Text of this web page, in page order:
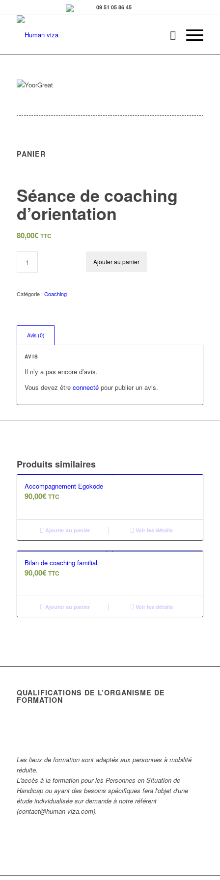
PANIER
Séance de coaching
d’orientation
80,00€ TTC
Ajouter au panier
Catégorie : Coaching
Avis (0)
AVIS
Il n’y a pas encore d’avis.
Vous devez être connectépour publier un avis.
Produits similaires
Accompagnement Egokode
90,00€ TTC
Ajouter au panier Voir les détails
Bilan de coaching familial
90,00€ TTC
Ajouter au panier Voir les détails
QUALIFICATIONS DE L’ORGANISME DE
FORMATION
Les lieux de formation sont adaptés aux personnes à mobilité
réduite.
L'accès à la formation pour les Personnes en Situation de
Handicap ou ayant des besoins spécifiques fera l'objet d'une
étude individualisée sur demande à notre référent
(contact@human-viza.com).